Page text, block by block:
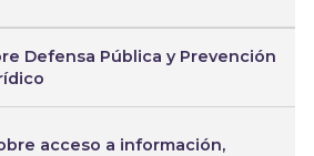
Defensa Pública y Prevención
acceso a información,